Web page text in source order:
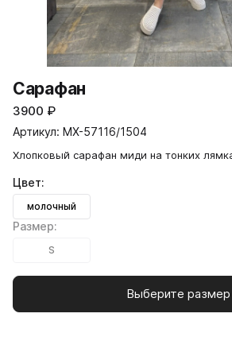
Сарафан
3900 ₽
Артикул: MX-57116/1504
Хлопковый сарафан миди на тонких
Цвет:
молочный
Размер:
S
Выберите размер